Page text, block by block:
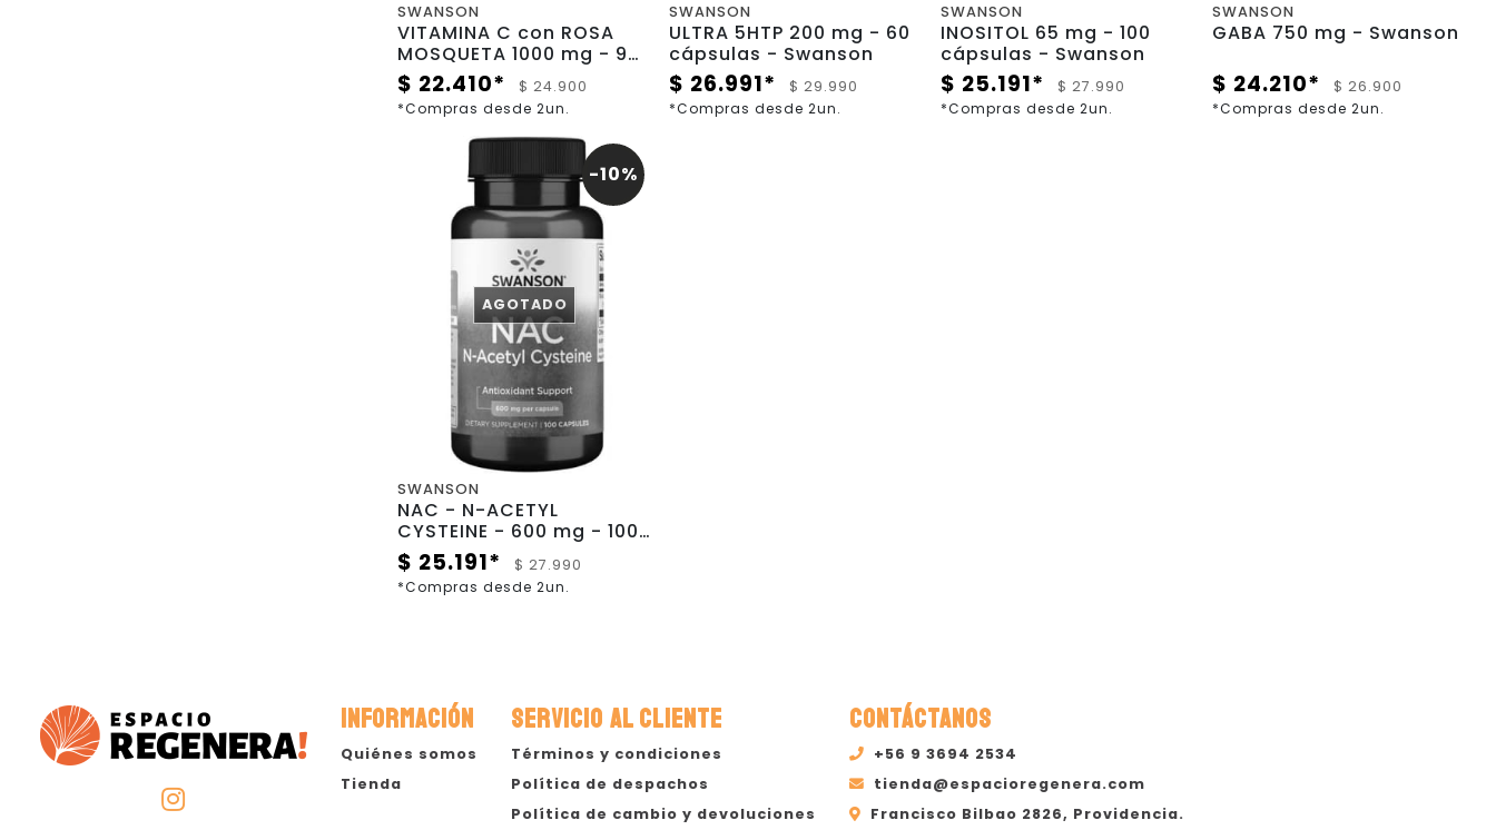
SWANSON
VITAMINA C con ROSA
MOSQUETA 1000 mg - 90
cápsulas - Swanson
$ 22.410*
$ 24.900
*Compras desde 2un.
SWANSON
ULTRA 5HTP 200 mg - 60
cápsulas - Swanson
$ 26.991*
$ 29.990
*Compras desde 2un.
SWANSON
INOSITOL 65 mg - 100
cápsulas - Swanson
$ 25.191*
$ 27.990
*Compras desde 2un.
SWANSON
GABA 750 mg - Swanson
$ 24.210*
$ 26.900
*Compras desde 2un.
-10%
AGOTADO
SWANSON
NAC - N-ACETYL
CYSTEINE - 600 mg - 100
Cápulas - SWANSON
$ 25.191*
$ 27.990
*Compras desde 2un.
INFORMACIÓN
Quiénes somos
Tienda
SERVICIO AL CLIENTE
Términos y condiciones
Política de despachos
Política de cambio y devoluciones
CONTÁCTANOS
+56 9 3694 2534
tienda@espacioregenera.com
Francisco Bilbao 2826, Providencia.